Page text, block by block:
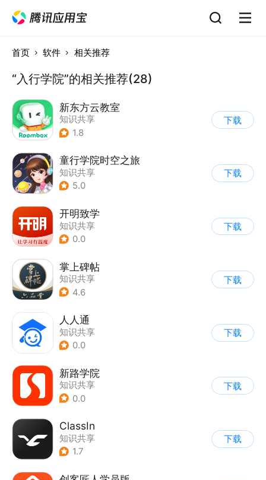
首页 软件 相关推荐
“入行学院”的相关推荐(28)
新东方云教室
知识共享
1.8
下载
童行学院时空之旅
知识共享
| 儿童益智游戏
5.0
下载
开明致学
知识共享
0.0
下载
掌上碑帖
知识共享
4.6
下载
人人通
知识共享
0.0
下载
新路学院
知识共享
0.0
下载
ClassIn
知识共享
1.7
下载